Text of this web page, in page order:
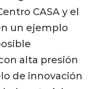
CASA y el
un ejemplo
alta presión
de innovación